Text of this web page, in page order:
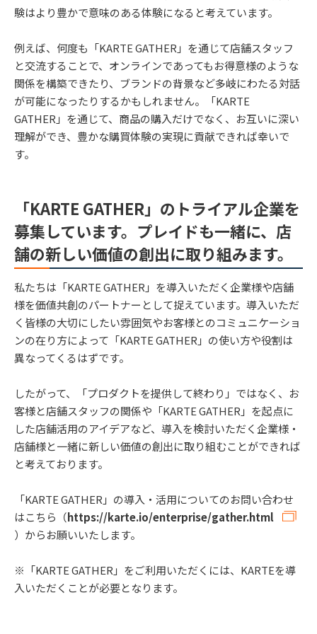
験はより豊かで意味のある体験になると考えています。
例えば、何度も「KARTE GATHER」を通じて店舗スタッフ
と交流することで、オンラインであってもお得意様のような
関係を構築できたり、ブランドの背景など多岐にわたる対話
が可能になったりするかもしれません。「KARTE
GATHER」を通じて、商品の購入だけでなく、お互いに深い
理解ができ、豊かな購買体験の実現に貢献できれば幸いで
す。
「KARTE GATHER」のトライアル企業を
募集しています。プレイドも一緒に、店
舗の新しい価値の創出に取り組みます。
私たちは「KARTE GATHER」を導入いただく企業様や店舗
様を価値共創のパートナーとして捉えています。導入いただ
く皆様の大切にしたい雰囲気やお客様とのコミュニケーショ
ンの在り方によって「KARTE GATHER」の使い方や役割は
異なってくるはずです。
したがって、「プロダクトを提供して終わり」ではなく、お
客様と店舗スタッフの関係や「KARTE GATHER」を起点に
した店舗活用のアイデアなど、導入を検討いただく企業様・
店舗様と一緒に新しい価値の創出に取り組むことができれば
と考えております。
「KARTE GATHER」の導入・活用についてのお問い合わせ
はこちら（https://karte.io/enterprise/gather.html
）からお願いいたします。
※「KARTE GATHER」をご利用いただくには、KARTEを導
入いただくことが必要となります。